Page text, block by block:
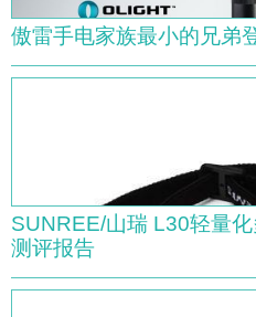
傲雷手电家族最小的兄弟
SUNREE/山瑞 L30轻量
测评报告